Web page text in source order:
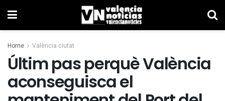
Home València ciutat
Últim pas perquè València
aconseguisca el